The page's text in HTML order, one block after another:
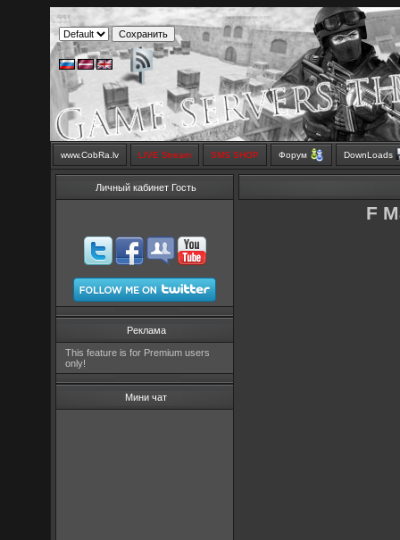
www.CobRa.lv LIVE Stream SMS SHOP Форум DownLoads
Личный кабинет Гость
Реклама
This feature is for Premium users
only!
Мини чат
F